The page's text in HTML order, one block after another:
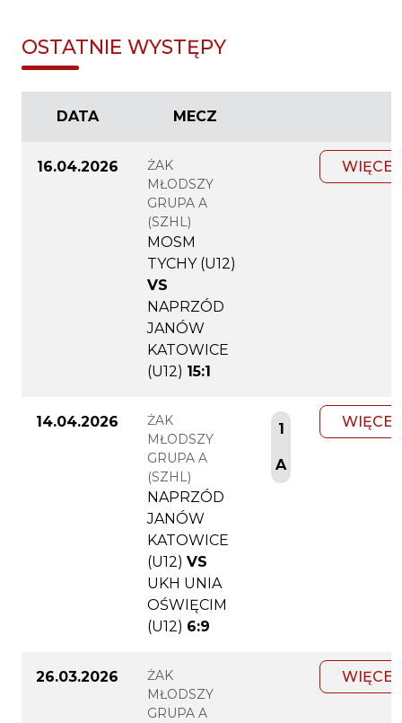
OSTATNIE WYSTĘPY
DATA MECZ
16.04.2026
ŻAK
MŁODSZY
GRUPA A
(SZHL)
MOSM
TYCHY (U12)
VS
NAPRZÓD
JANÓW
KATOWICE
(U12) 15:1
WIĘCEJ
14.04.2026
ŻAK
MŁODSZY
GRUPA A
(SZHL)
NAPRZÓD
JANÓW
KATOWICE
(U12) VS
UKH UNIA
OŚWIĘCIM
(U12) 6:9
1
A
WIĘCEJ
26.03.2026
ŻAK
MŁODSZY
GRUPA A
WIĘCEJ